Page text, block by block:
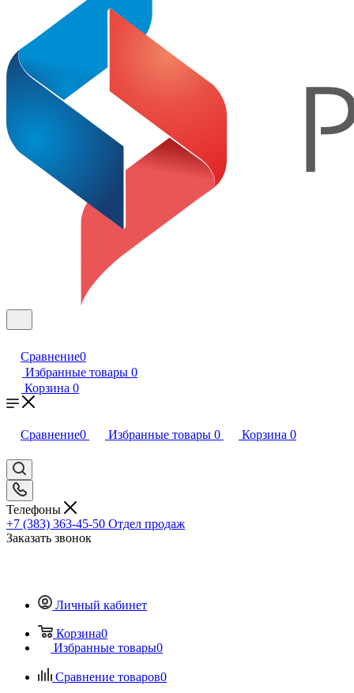
Сравнение0
Избранные товары 0
Корзина 0
Сравнение0 Избранные товары 0 Корзина 0
Телефоны
+7 (383) 363-45-50 Отдел продаж
Заказать звонок
Личный кабинет
Корзина0
Избранные товары0
Сравнение товаров0